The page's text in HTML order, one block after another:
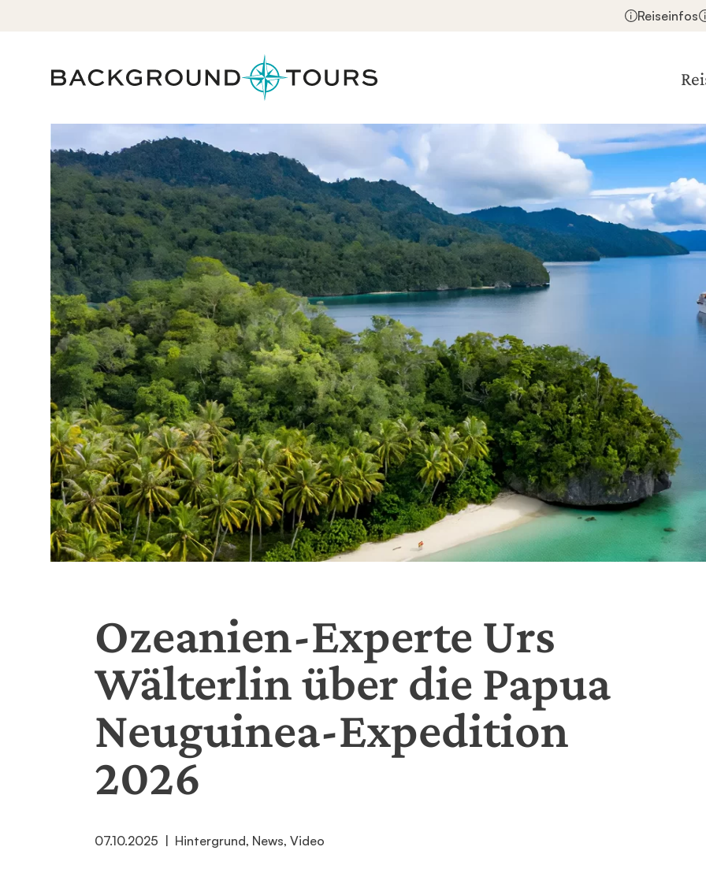
Reiseinfos
Ozeanien-Experte Urs
Wälterlin über die Papua
Neuguinea-Expedition
2026
07.10.2025 | Hintergrund, News, Video